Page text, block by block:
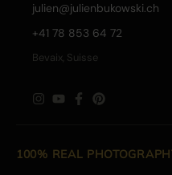
julien@julienbukowski.ch
+41 78 853 64 72
Bevaix, Suisse
100% REAL